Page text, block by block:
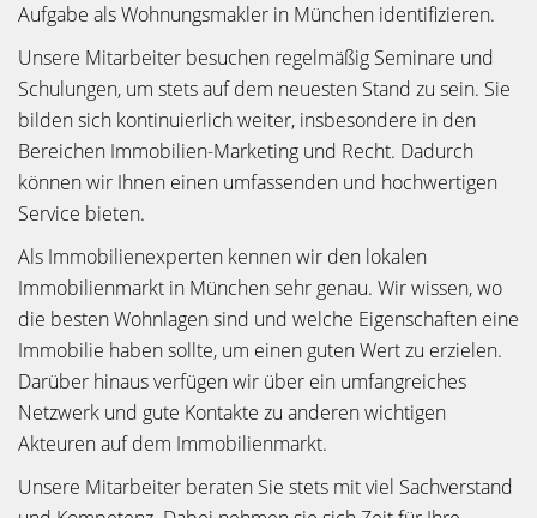
Aufgabe als Wohnungsmakler in München identifizieren.
Unsere Mitarbeiter besuchen regelmäßig Seminare und
Schulungen, um stets auf dem neuesten Stand zu sein. Sie
bilden sich kontinuierlich weiter, insbesondere in den
Bereichen Immobilien-Marketing und Recht. Dadurch
können wir Ihnen einen umfassenden und hochwertigen
Service bieten.
Als Immobilienexperten kennen wir den lokalen
Immobilienmarkt in München sehr genau. Wir wissen, wo
die besten Wohnlagen sind und welche Eigenschaften eine
Immobilie haben sollte, um einen guten Wert zu erzielen.
Darüber hinaus verfügen wir über ein umfangreiches
Netzwerk und gute Kontakte zu anderen wichtigen
Akteuren auf dem Immobilienmarkt.
Unsere Mitarbeiter beraten Sie stets mit viel Sachverstand